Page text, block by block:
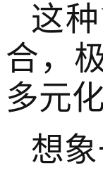
这
合，
多元
想